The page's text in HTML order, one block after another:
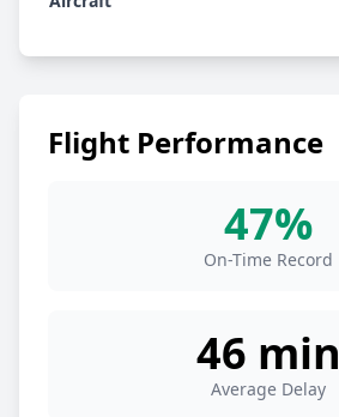
Flight Performance
47%
On-Time Record
46 min
Average Delay